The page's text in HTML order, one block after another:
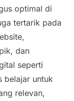
optimal di
tertarik pada
dan
seperti
belajar untuk
relevan,